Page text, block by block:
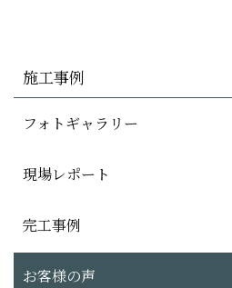
施工事例
フォトギャラリー
現場レポート
完工事例
お客様の声